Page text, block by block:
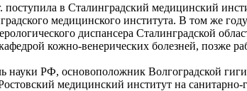
в Сталинградский медицинский
медицинского института. В том же
диспансера Сталинградской
кожно-венерических болезней, позже
РФ, основоположник Волгоградской
медицинский институт на санитарно-